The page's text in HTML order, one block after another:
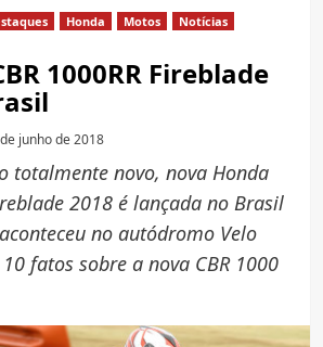
Honda Motos
Notícias
1000RR Fireblade
junho de 2018
totalmente novo, nova Honda
2018 é lançada no Brasil
no autódromo Velo
fatos sobre a nova CBR 1000